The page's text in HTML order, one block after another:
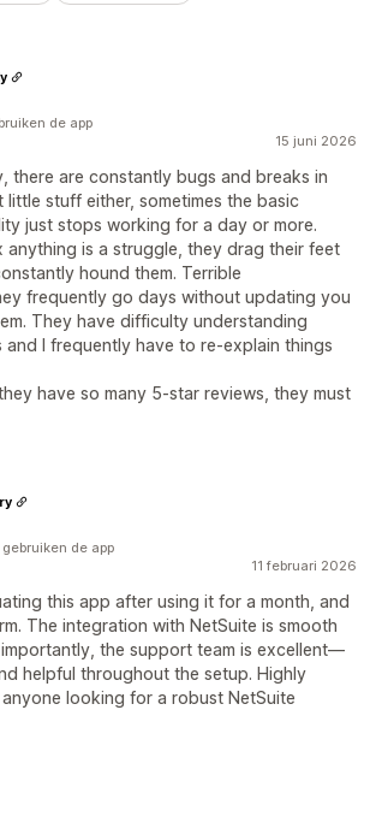
15 juni 2026
there are constantly bugs and breaks in
little stuff either, sometimes the basic
just stops working for a day or more.
anything is a struggle, they drag their feet
hound them. Terrible
frequently go days without updating you
They have difficulty understanding
and I frequently have to re-explain things
have so many 5-star reviews, they must
de app
11 februari 2026
this app after using it for a month, and
The integration with NetSuite is smooth
the support team is excellent—
helpful throughout the setup. Highly
looking for a robust NetSuite
de app